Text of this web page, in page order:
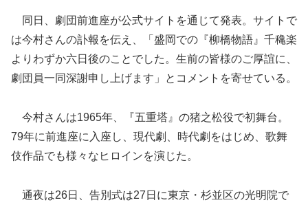
同日、劇団前進座が公式サイトを通じて発表。サイトで
は今村さんの訃報を伝え、「盛岡での『柳橋物語』千穐楽
よりわずか六日後のことでした。生前の皆様のご厚誼に、
劇団員一同深謝申し上げます」とコメントを寄せている。
今村さんは1965年、『五重塔』の猪之松役で初舞台。
79年に前進座に入座し、現代劇、時代劇をはじめ、歌舞
伎作品でも様々なヒロインを演じた。
通夜は26日、告別式は27日に東京・杉並区の光明院で